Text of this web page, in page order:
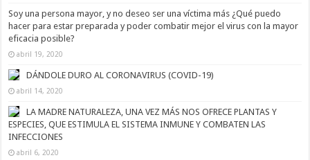
Soy una persona mayor, y no deseo ser una víctima más ¿Qué puedo
hacer para estar preparada y poder combatir mejor el virus con la mayor
eficacia posible?
abril 19, 2020
DÁNDOLE DURO AL CORONAVIRUS (COVID-19)
abril 14, 2020
LA MADRE NATURALEZA, UNA VEZ MÁS NOS OFRECE PLANTAS Y
ESPECIES, QUE ESTIMULA EL SISTEMA INMUNE Y COMBATEN LAS
INFECCIONES
abril 6, 2020